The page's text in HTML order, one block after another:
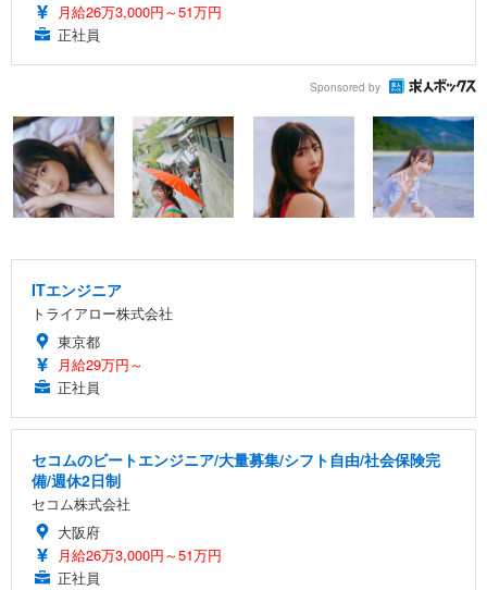
月給26万3,000円～51万円
正社員
Sponsored by
ITエンジニア
トライアロー株式会社
東京都
月給29万円～
正社員
セコムのビートエンジニア/大量募集/シフト自由/社会保険完
備/週休2日制
セコム株式会社
大阪府
月給26万3,000円～51万円
正社員